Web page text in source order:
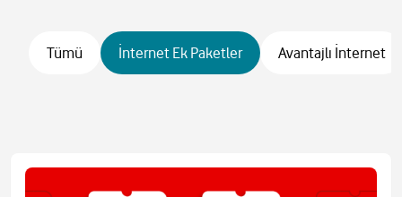
Tümü İnternet Ek Paketler Avantajlı İnternet